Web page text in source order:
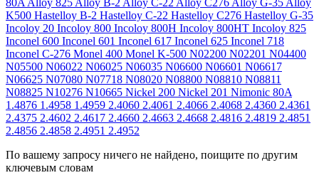
80A Alloy 825 Alloy B-2 Alloy C-22 Alloy C276 Alloy G-35 Alloy
K500 Hastelloy B-2 Hastelloy C-22 Hastelloy C276 Hastelloy G-35
Incoloy 20 Incoloy 800 Incoloy 800H Incoloy 800HT Incoloy 825
Inconel 600 Inconel 601 Inconel 617 Inconel 625 Inconel 718
Inconel C-276 Monel 400 Monel K-500 N02200 N02201 N04400
N05500 N06022 N06025 N06035 N06600 N06601 N06617
N06625 N07080 N07718 N08020 N08800 N08810 N08811
N08825 N10276 N10665 Nickel 200 Nickel 201 Nimonic 80A
1.4876 1.4958 1.4959 2.4060 2.4061 2.4066 2.4068 2.4360 2.4361
2.4375 2.4602 2.4617 2.4660 2.4663 2.4668 2.4816 2.4819 2.4851
2.4856 2.4858 2.4951 2.4952
По вашему запросу ничего не найдено, поищите по другим
ключевым словам